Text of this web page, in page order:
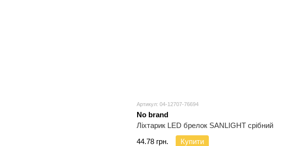
Артикул: 04-12707-76694
No brand
Ліхтарик LED брелок SANLIGHT срібний
44.78 грн.
Купити